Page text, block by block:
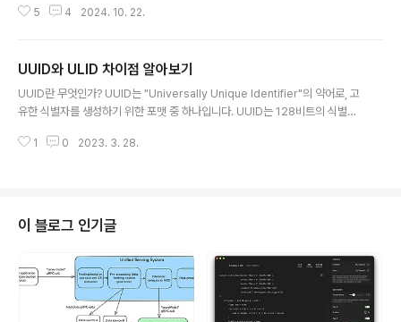
동 완성 기능 지원: TypeScript는 코드의 타입..
블로그에서는 소형모듈원전(SMR, Small Modular Rea
형모듈원전(SMR)은 잠수함이나 항공모함의 원자로 기술
을 발전용으로 전용한 것입니다. 기존 대형 원전과 달리, S
MR은 냉각재 펌프, 원자로, 증기발생기, 가압기 등을 하나
0MW 이하로, 필요한 만큼 모듈을 추가하여 전력량을 조
5 4 2024. 10. 22.
UUID와 ULID 차이점 알아보기
UUID란 무엇인가? UUID는 "Universally Unique Identifier"의 약어로, 고
유한 식별자를 생성하기 위한 포맷 중 하나입니다. UUID는 128비트의 식별자
모 분산 시스템에서 개체나 엔티티를 고유하게 식별하기 위해 사용됩니다. UUI
순서나 시간순으로 정렬이 되지 않으므로, 대규모 분산 시스템에서 빠른 검색이
나 정렬이 필요한 경우에는 적합하지 않을 수 있습니다. 또한, UU..
1 0 2023. 3. 28.
이 블로그 인기글